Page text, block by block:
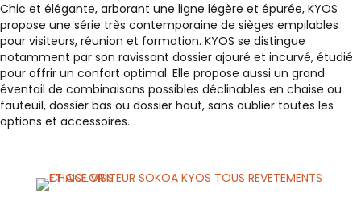
Chic et élégante, arborant une ligne légère et épurée, KYOS
propose une série très contemporaine de sièges empilables
pour visiteurs, réunion et formation. KYOS se distingue
notamment par son ravissant dossier ajouré et incurvé, étudié
pour offrir un confort optimal. Elle propose aussi un grand
éventail de combinaisons possibles déclinables en chaise ou
fauteuil, dossier bas ou dossier haut, sans oublier toutes les
options et accessoires.